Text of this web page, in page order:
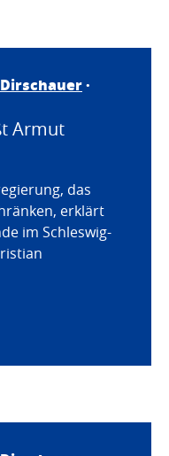
·
Armut
das
erklärt
im Schleswig-